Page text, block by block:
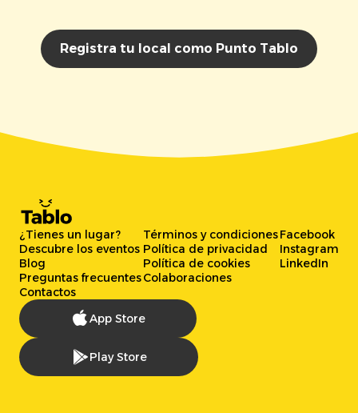
Registra tu local como Punto Tablo
¿Tienes un lugar?
Descubre los eventos
Blog
Preguntas frecuentes
Contactos
Términos y condiciones
Política de privacidad
Política de cookies
Colaboraciones
Facebook
Instagram
LinkedIn
App Store
Play Store